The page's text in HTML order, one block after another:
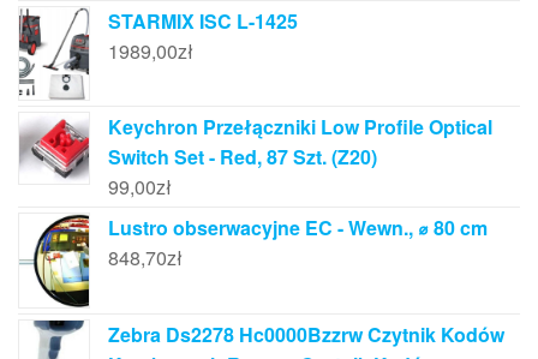
STARMIX ISC L-1425
1989,00zł
Keychron Przełączniki Low Profile Optical
Switch Set - Red, 87 Szt. (Z20)
99,00zł
Lustro obserwacyjne EC - Wewn., ⌀ 80 cm
848,70zł
Zebra Ds2278 Hc0000Bzzrw Czytnik Kodów